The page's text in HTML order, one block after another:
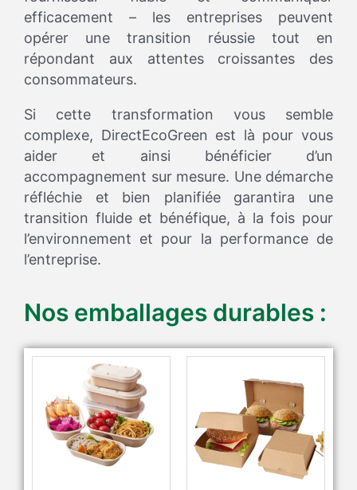
efficacement – les entreprises peuvent
opérer une transition réussie tout en
répondant aux attentes croissantes des
consommateurs.
Si cette transformation vous semble
complexe, DirectEcoGreen est là pour vous
aider et ainsi bénéficier d’un
accompagnement sur mesure. Une démarche
réfléchie et bien planifiée garantira une
transition fluide et bénéfique, à la fois pour
l’environnement et pour la performance de
l’entreprise.
Nos emballages durables :